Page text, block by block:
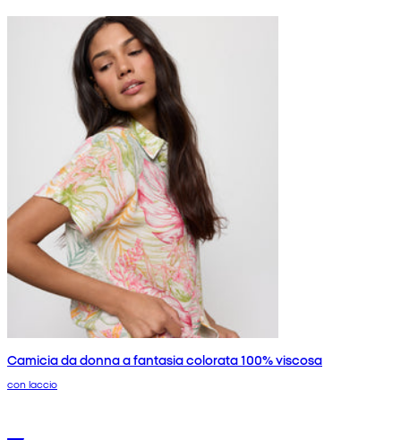
Camicia da donna a fantasia colorata 100% viscosa
con laccio